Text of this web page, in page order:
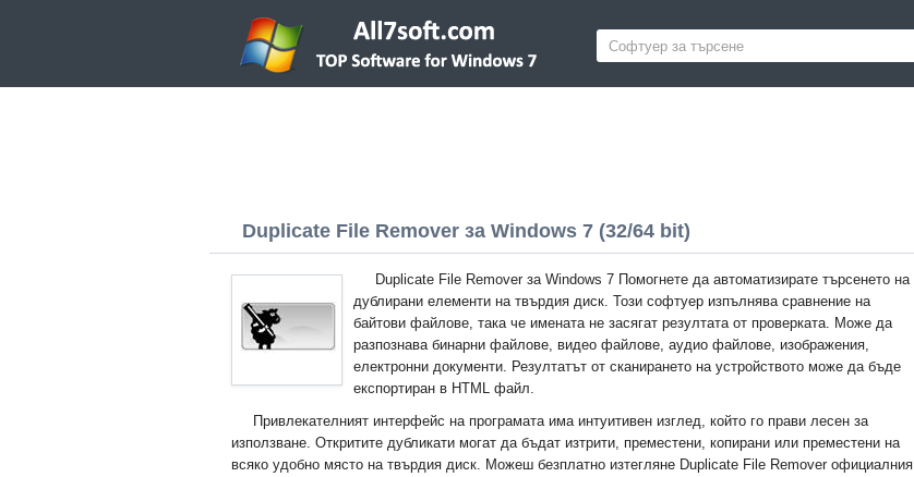
Duplicate File Remover за Windows 7 (32/64 bit)
Duplicate File Remover за Windows 7 Помогнете да автоматизирате търсенето на
дублирани елементи на твърдия диск. Този софтуер изпълнява сравнение на
байтови файлове, така че имената не засягат резултата от проверката. Може да
разпознава бинарни файлове, видео файлове, аудио файлове, изображения,
електронни документи. Резултатът от сканирането на устройството може да бъде
експортиран в HTML файл.
Привлекателният интерфейс на програмата има интуитивен изглед, който го прави лесен за
използване. Откритите дубликати могат да бъдат изтрити, преместени, копирани или преместени на
всяко удобно място на твърдия диск. Можеш безплатно изтегляне Duplicate File Remover официалния